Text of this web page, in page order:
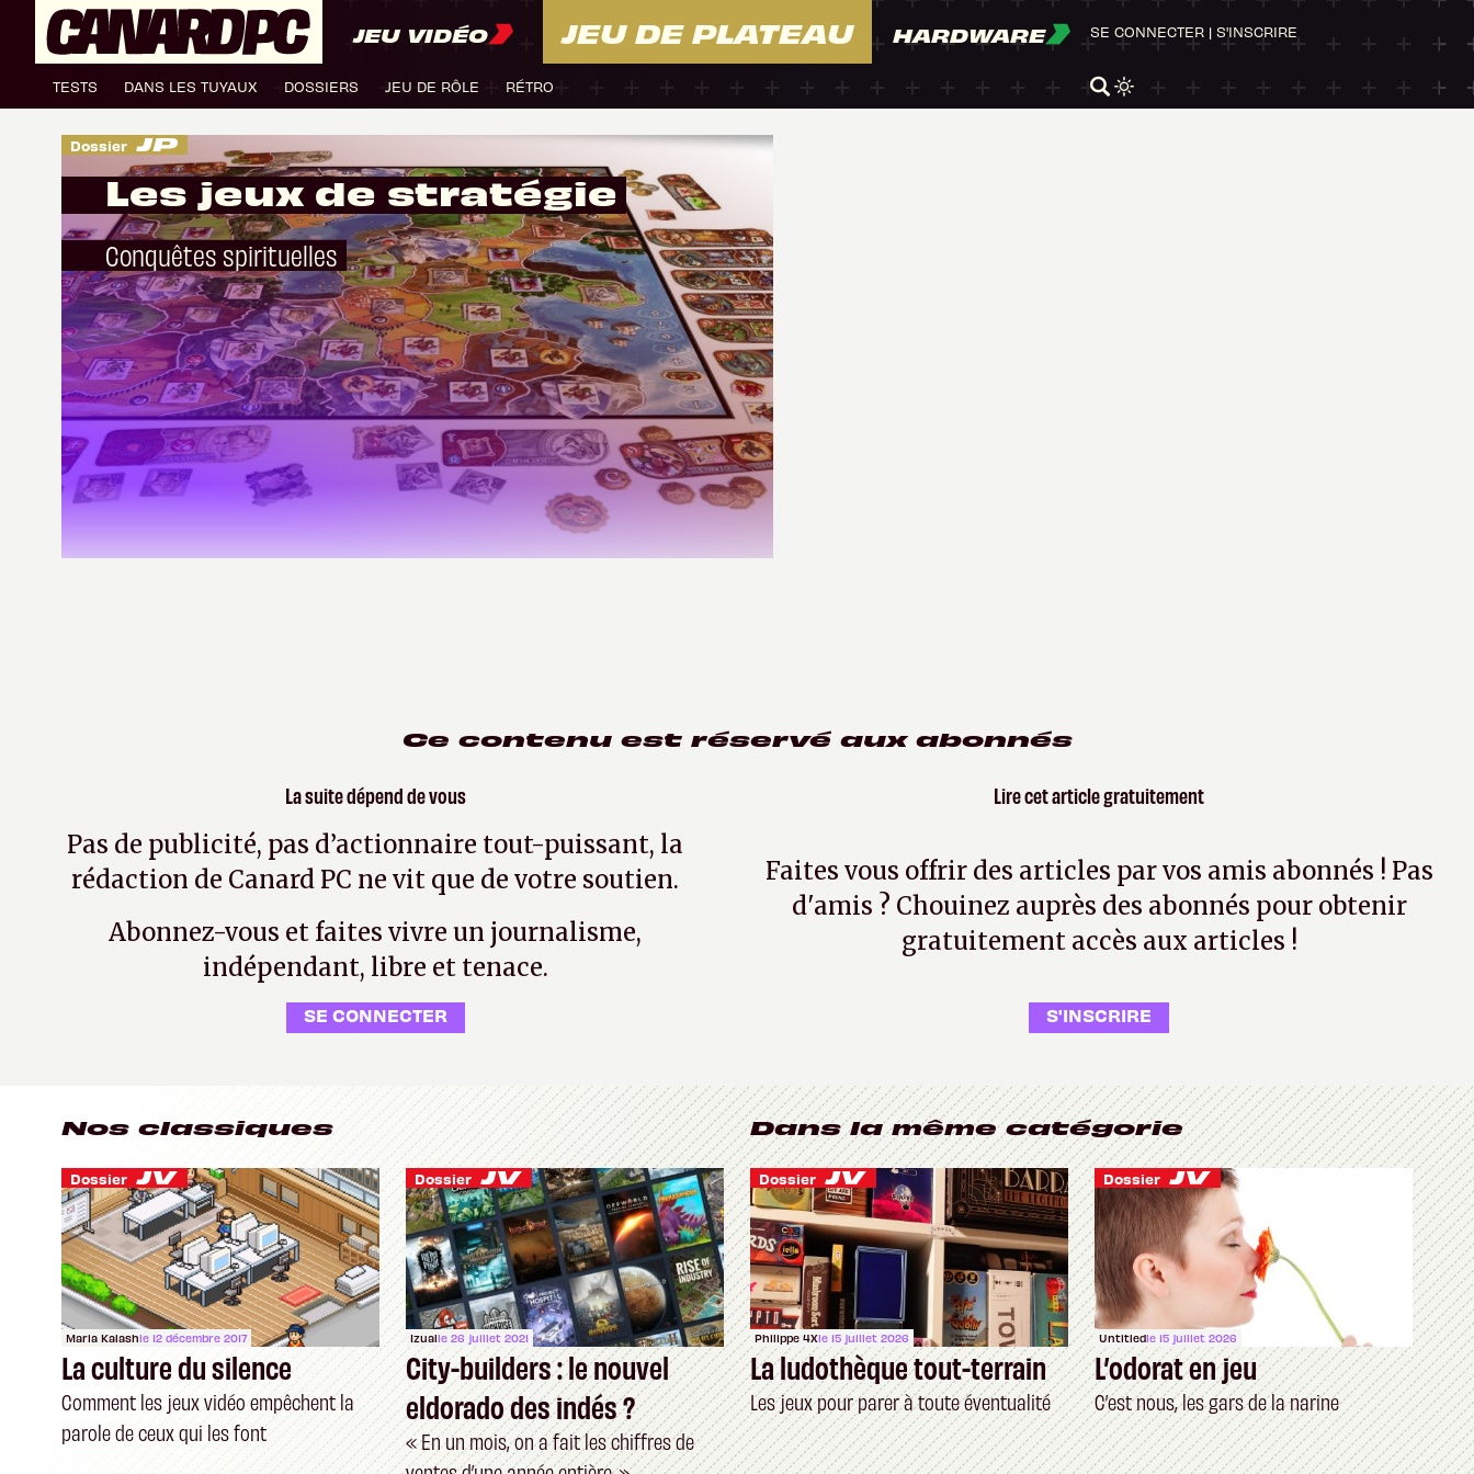
JEU VIDÉO JEU DE PLATEAU HARDWARE
TESTS DANS LES TUYAUX DOSSIERS JEU DE RÔLE RÉTRO
SE CONNECTER | S'INSCRIRE
Dossier
Les jeux de stratégie
Conquêtes spirituelles
Ce contenu est réservé aux abonnés
La suite dépend de vous
Pas de publicité, pas d’actionnaire tout-puissant, la
rédaction de Canard PC ne vit que de votre soutien.
Abonnez-vous et faites vivre un journalisme,
indépendant, libre et tenace.
SE CONNECTER
Lire cet article gratuitement
Faites vous offrir des articles par vos amis abonnés ! Pas
d'amis ? Chouinez auprès des abonnés pour obtenir
gratuitement accès aux articles !
S'INSCRIRE
Nos classiques
Dossier
Maria Kalashle 12 décembre 2017
La culture du silence
Comment les jeux vidéo empêchent la
parole de ceux qui les font
Dossier
Izualle 26 juillet 2021
City-builders : le nouvel
eldorado des indés ?
« En un mois, on a fait les chiffres de
Dans la même catégorie
Dossier
Philippe 4Xle 15 juillet 2026
La ludothèque tout-terrain
Les jeux pour parer à toute éventualité
Dossier
Untitledle 15 juillet 2026
L’odorat en jeu
C’est nous, les gars de la narine